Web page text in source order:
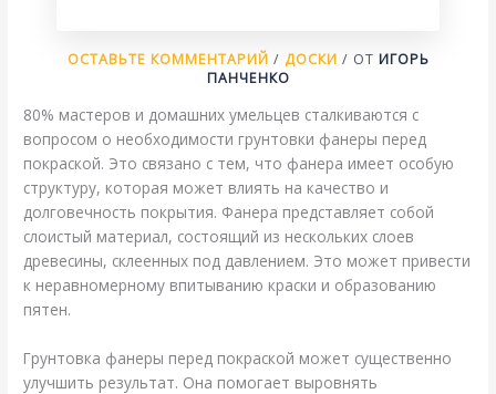
ОСТАВЬТЕ КОММЕНТАРИЙ / ДОСКИ / ОТ ИГОРЬ
ПАНЧЕНКО
80% мастеров и домашних умельцев сталкиваются с
вопросом о необходимости грунтовки фанеры перед
покраской. Это связано с тем, что фанера имеет особую
структуру, которая может влиять на качество и
долговечность покрытия. Фанера представляет собой
слоистый материал, состоящий из нескольких слоев
древесины, склеенных под давлением. Это может привести
к неравномерному впитыванию краски и образованию
пятен.
Грунтовка фанеры перед покраской может существенно
улучшить результат. Она помогает выровнять